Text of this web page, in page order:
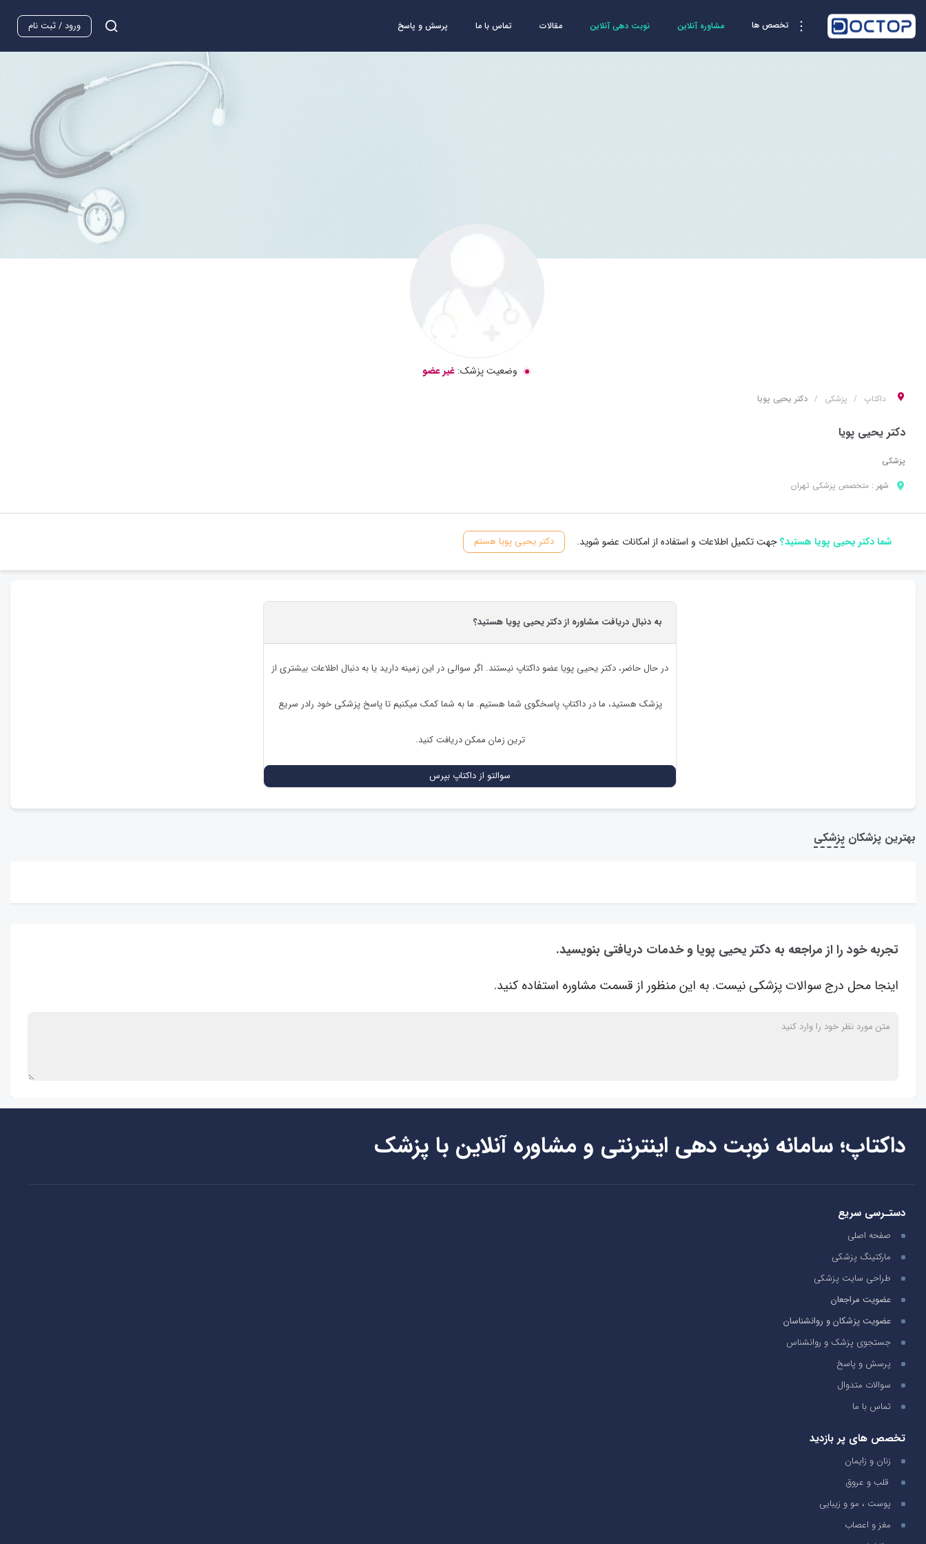
تخصص ها مشاوره آنلاین نوبت دهی آنلاین مقالات تماس با ما پرسش و پاسخ ورود / ثبت نام
وضعیت پزشک: غیر عضو
داکتاپ پزشکی دکتر یحیی پویا
دکتر یحیی پویا
پزشکی
شهر : متخصص پزشکی تهران
شما دکتر یحیی پویا هستید؟جهت تکمیل اطلاعات و استفاده از امکانات عضو شوید. دکتر یحیی پویا هستم
به دنبال دریافت مشاوره از دکتر یحیی پویا هستید؟
در حال حاضر، دکتر یحیی پویاعضو داکتاپ نیستند. اگر سوالی در این زمینه دارید یا به دنبال اطلاعات بیشتری از
پزشک هستید، ما در داکتاپ پاسخگوی شما هستیم. ما به شما کمک میکنیم تا پاسخ پزشکی خود رادر سریع
ترین زمان ممکن دریافت کنید.
سوالتو از داکتاپ بپرس
بهترین پزشکان پزشکی
تجربه خود را از مراجعه به دکتر یحیی پویا و خدمات دریافتی بنویسید.
اینجا محل درج سوالات پزشکی نیست. به این منظور از قسمت مشاوره استفاده کنید.
داکتاپ؛ سامانه نوبت دهی اینترنتی و مشاوره آنلاین با پزشک
دستـرسی سریع
صفحه اصلی
مارکتینگ پزشکی
طراحی سایت پزشکی
عضویت مراجعان
عضویت پزشکان و روانشناسان
جستجوی پزشک و روانشناس
پرسش و پاسخ
سوالات متدوال
تماس با ما
تخصص های پر بازدید
زنان و زایمان
قلب و عروق
پوست ، مو و زیبایی
مغز و اعصاب